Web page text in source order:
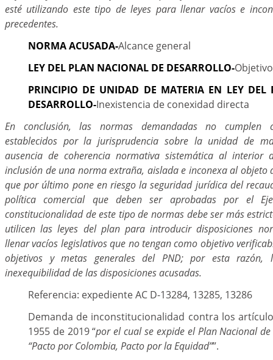
esté utilizando este tipo de leyes para llenar vacíos e
precedentes.
NORMA ACUSADA-Alcance general
LEY DEL PLAN NACIONAL DE DESARROLLO-
PRINCIPIO DE UNIDAD DE MATERIA EN LEY
DESARROLLO-Inexistencia de conexidad directa
En conclusión, las normas demandadas no cumplen
establecidos por la jurisprudencia sobre la unidad de
ausencia de coherencia normativa sistemática al interior
inclusión de una norma extraña, aislada e inconexa al objeto
que por último pone en riesgo la seguridad jurídica del
política comercial que deben ser aprobadas por el
constitucionalidad de este tipo de normas debe ser más
utilicen las leyes del plan para introducir disposiciones
llenar vacíos legislativos que no tengan como objetivo
objetivos y metas generales del PND; por esta razón,
inexequibilidad de las disposiciones acusadas.
Referencia: expediente AC D-13284, 13285, 13286
Demanda de inconstitucionalidad contra los
1955 de 2019 “por el cual se expide el Plan Nacional
“Pacto por Colombia, Pacto por la Equidad””.